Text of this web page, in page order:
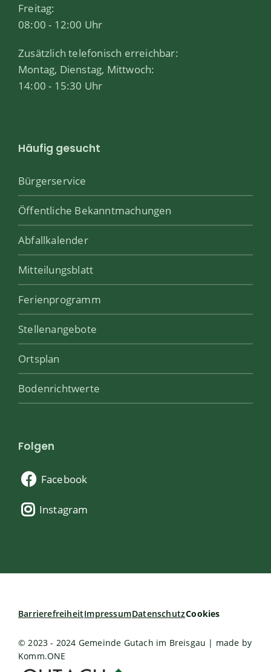
Freitag:
08:00 - 12:00 Uhr
Zusätzlich telefonisch erreichbar:
Montag, Dienstag, Mittwoch:
14:00 - 15:30 Uhr
Häufig gesucht
Bürgerservice
Öffentliche Bekanntmachungen
Abfallkalender
Mitteilungsblatt
Ferienprogramm
Stellenangebote
Ortsplan
Bodenrichtwerte
Folgen
Facebook
Instagram
BarrierefreiheitImpressumDatenschutzCookies
© 2023 - 2024 Gemeinde Gutach im Breisgau | made by
Komm.ONE